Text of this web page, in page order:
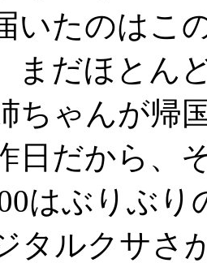
いたのはこ
まだほとん
ちゃんが帰
日だから、
はぶりぶり
タルクサさ